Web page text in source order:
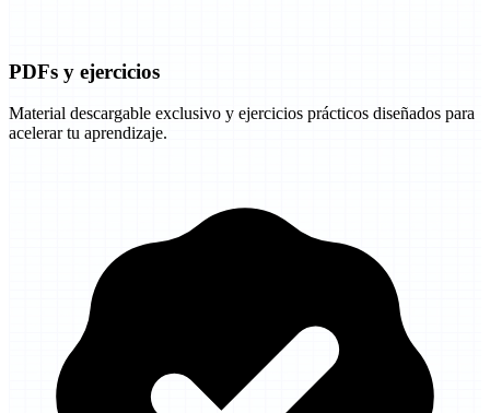
PDFs y ejercicios
Material descargable exclusivo y ejercicios prácticos diseñados para
acelerar tu aprendizaje.